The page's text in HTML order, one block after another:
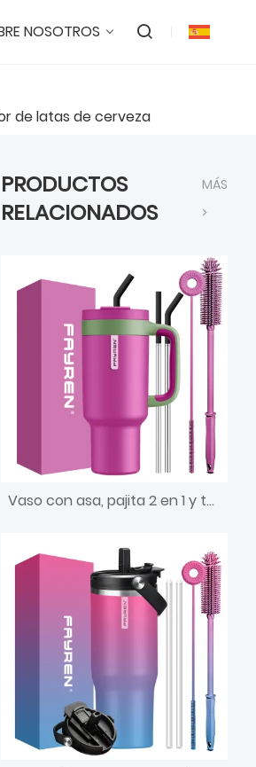
NOSOTROS
de latas de cerveza
PRODUCTOS
RELACIONADOS
MÁS
>
Vaso con asa, pajita 2 en 1 y tapa para sorber, a prueba de fugas, apto para lavavajillas, taza de café de viaje de acero inoxidable aislada, mantiene el frío durante 34 horas